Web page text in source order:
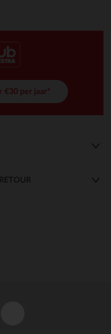
€30 per jaar*